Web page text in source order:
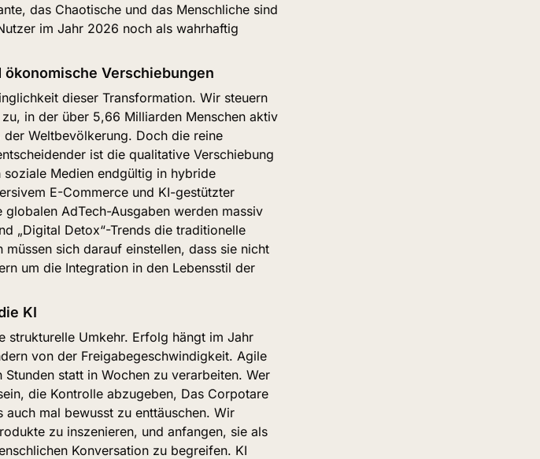
das Chaotische und das Menschliche sind
im Jahr 2026 noch als wahrhaftig
Verschiebungen
dieser Transformation. Wir steuern
in der über 5,66 Milliarden Menschen aktiv
Weltbevölkerung. Doch die reine
ist die qualitative Verschiebung
Medien endgültig in hybride
E-Commerce und KI-gestützter
AdTech-Ausgaben werden massiv
„Digital Detox“-Trends die traditionelle
sich darauf einstellen, dass sie nicht
um die Integration in den Lebensstil der
KI
strukturelle Umkehr. Erfolg hängt im Jahr
von der Freigabegeschwindigkeit. Agile
statt in Wochen zu verarbeiten. Wer
die Kontrolle abzugeben, Das Corpotare
mal bewusst zu enttäuschen. Wir
zu inszenieren, und anfangen, sie als
Konversation zu begreifen. KI